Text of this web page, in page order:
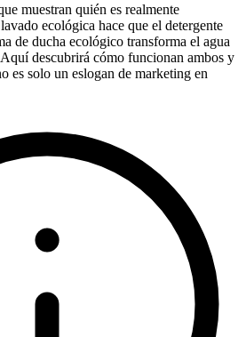
muestran quién es realmente
ecológica hace que el detergente
de ducha ecológico transforma el agua
descubrirá cómo funcionan ambos y
es solo un eslogan de marketing en